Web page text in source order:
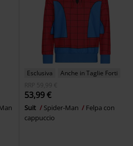
Esclusiva
Anche in Taglie Forti
RRP
59,99 €
53,99 €
Suit Spider-Man
Felpa con
cappuccio